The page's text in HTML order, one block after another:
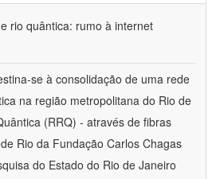
rio quântica: rumo à internet
se à consolidação de uma rede
na região metropolitana do Rio de
(RRQ) - através de fibras
Rio da Fundação Carlos Chagas
do Estado do Rio de Janeiro